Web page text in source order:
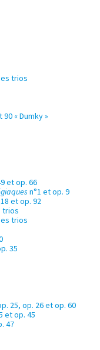
trios
« Dumky »
et op. 66
n°1 et op. 9
et op. 92
trios
trios
35
25, op. 26 et op. 60
et op. 45
47